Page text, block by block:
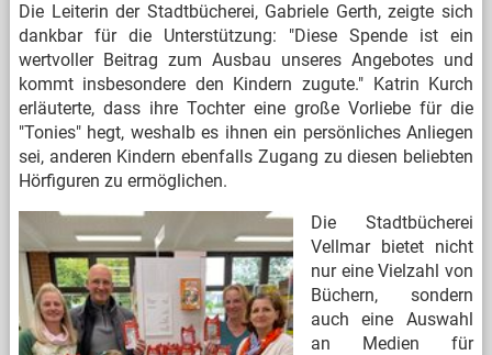
Die Leiterin der Stadtbücherei, Gabriele Gerth, zeigte sich
dankbar für die Unterstützung: "Diese Spende ist ein
wertvoller Beitrag zum Ausbau unseres Angebotes und
kommt insbesondere den Kindern zugute." Katrin Kurch
erläuterte, dass ihre Tochter eine große Vorliebe für die
"Tonies" hegt, weshalb es ihnen ein persönliches Anliegen
sei, anderen Kindern ebenfalls Zugang zu diesen beliebten
Hörfiguren zu ermöglichen.
Die Stadtbücherei
Vellmar bietet nicht
nur eine Vielzahl von
Büchern, sondern
auch eine Auswahl
an Medien für